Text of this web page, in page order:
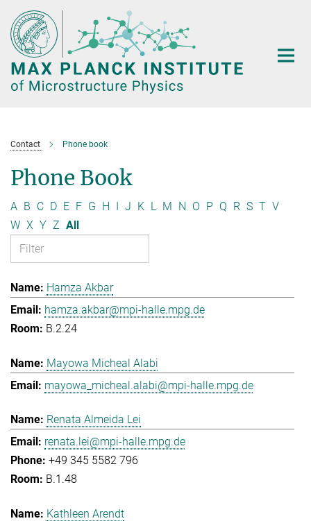
Main-
Content
Contact Phone book
Phone Book
A B C D E F G H I J K L M N O P Q R S T V
W X Y Z All
Hamza Akbar
hamza.akbar@mpi-halle.mpg.de
B.2.24
Mayowa Micheal Alabi
mayowa_micheal.alabi@mpi-halle.mpg.de
Renata Almeida Lei
renata.lei@mpi-halle.mpg.de
+49 345 5582 796
B.1.48
Kathleen Arendt